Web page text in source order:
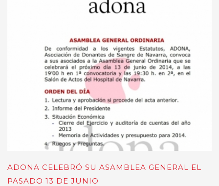
ADONA CELEBRÓ SU ASAMBLEA GENERAL EL
PASADO 13 DE JUNIO